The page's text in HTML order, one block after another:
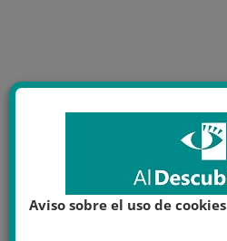
Aviso sobre el uso de cookies